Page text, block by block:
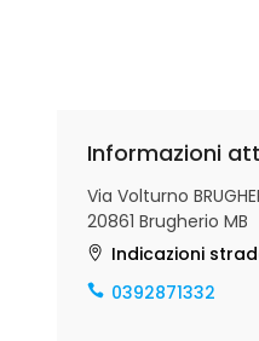
Informazioni
Via Volturno
20861 Brugherio MB
Indicazioni
0392871332